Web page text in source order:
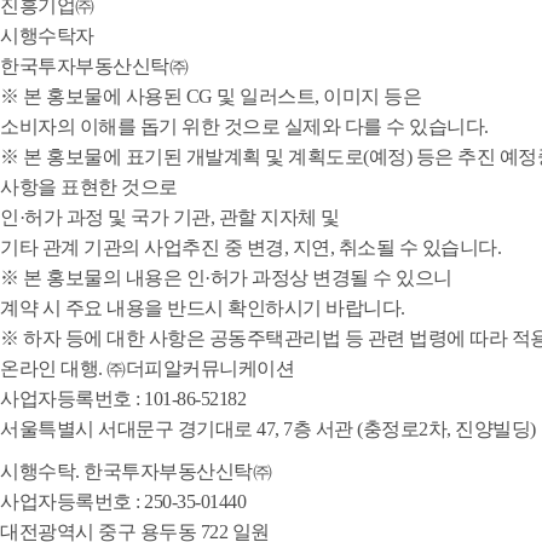
진흥기업㈜
시행수탁자
한국투자부동산신탁㈜
※ 본 홍보물에 사용된 CG 및 일러스트, 이미지 등은
소비자의 이해를 돕기 위한 것으로 실제와 다를 수 있습니다.
※ 본 홍보물에 표기된 개발계획 및 계획도로(예정) 등은 추진 예정
사항을 표현한 것으로
인·허가 과정 및 국가 기관, 관할 지자체 및
기타 관계 기관의 사업추진 중 변경, 지연, 취소될 수 있습니다.
※ 본 홍보물의 내용은 인·허가 과정상 변경될 수 있으니
계약 시 주요 내용을 반드시 확인하시기 바랍니다.
※ 하자 등에 대한 사항은 공동주택관리법 등 관련 법령에 따라 적
온라인 대행. ㈜더피알커뮤니케이션
사업자등록번호 : 101-86-52182
서울특별시 서대문구 경기대로 47, 7층 서관 (충정로2차, 진양빌딩)
시행수탁. 한국투자부동산신탁㈜
사업자등록번호 : 250-35-01440
대전광역시 중구 용두동 722 일원